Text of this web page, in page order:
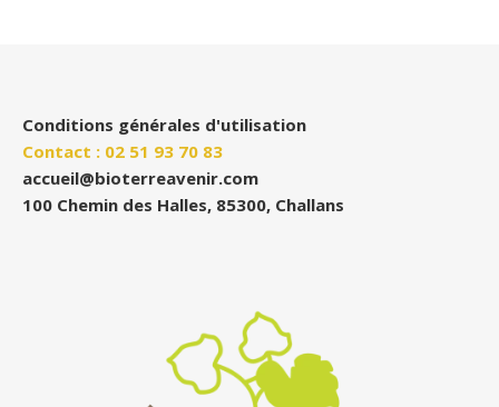
Conditions générales d'utilisation
Contact : 02 51 93 70 83
accueil@bioterreavenir.com
100 Chemin des Halles, 85300, Challans